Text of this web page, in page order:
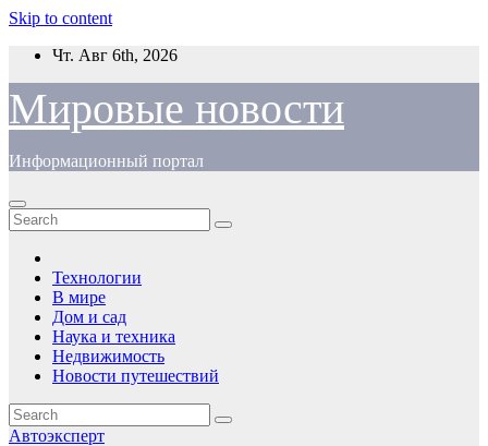
Skip to content
Чт. Авг 6th, 2026
Мировые новости
Информационный портал
Технологии
В мире
Дом и сад
Наука и техника
Недвижимость
Новости путешествий
Автоэксперт